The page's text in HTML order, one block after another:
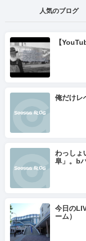
人気のブログ
【
俺だけ
わっしょ
阜」。b
今日の
ーム）